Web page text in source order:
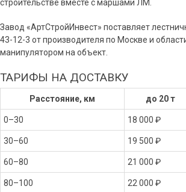
строительстве вместе с маршами ЛМ.
Завод «АртСтройИнвест» поставляет
43-12-3 от производителя по Москве и
манипулятором на объект.
ТАРИФЫ НА ДОСТАВКУ
Расстояние, км до 20 т
0–30 18 000 ₽
30–60 19 500 ₽
60–80 21 000 ₽
80–100 22 000 ₽